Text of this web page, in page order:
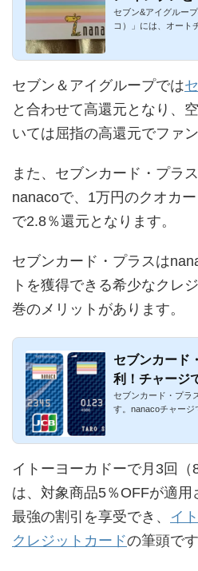
ンカード・プ
セブン&アイグルー
コ）」には、オート
セブン＆アイグループでは
と合わせて高還元となり、
いては屈指の高還元でファ
また、セブンカード・プラ
nanacoで、1万円のクオカ
で2.8％還元となります。
セブンカード・プラスは
トを獲得できる希少なクレ
巻のメリットがあります。
セブンカード
利！チャージ
クが低い！
セブンカード・プラ
す。nanacoチャージ
イトーヨーカドーで月3回（
は、対象商品5％OFFが適
最強の割引を享受でき、 イ
クレジットカードの筆頭です